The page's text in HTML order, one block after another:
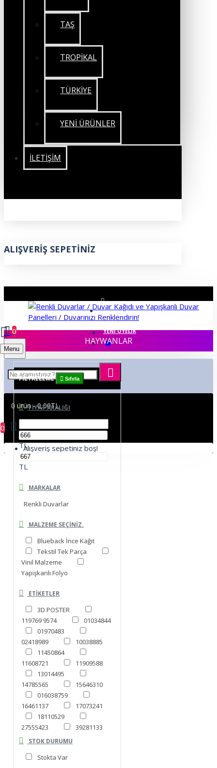
TAŞ
TROPİKAL
TÜRKİYE
YENİ ÜRÜNLER
İLETIŞIM
ALIŞVERIŞ SEPETINIZ
ÜYE GIRIŞI
YENI ÜYELIK
Menu
0
0 ürün - 0,00TL
0
Alışveriş sepetiniz boş!
HAYWANLAR
FILTRELEME Sıfırla
FIYAT ARALIĞI
TL
TL
MARKALAR
Renkli Duvarlar
MALZEME SEÇINIZ.
Blueback İnce Kağıt
Tekstil Tek Parça
Vinil Malzeme
Yapışkanlı Folyo
ETIKETLER
3D POSTER
119769 9574
01034844
01970483
02418989
10038885
11450864
11608721
11909588
13014495
14785565
15646310
016038759
16461137
17073241
18110529
27555423
39281133
43298460
53909174
STOK DURUMU
Stokta Var